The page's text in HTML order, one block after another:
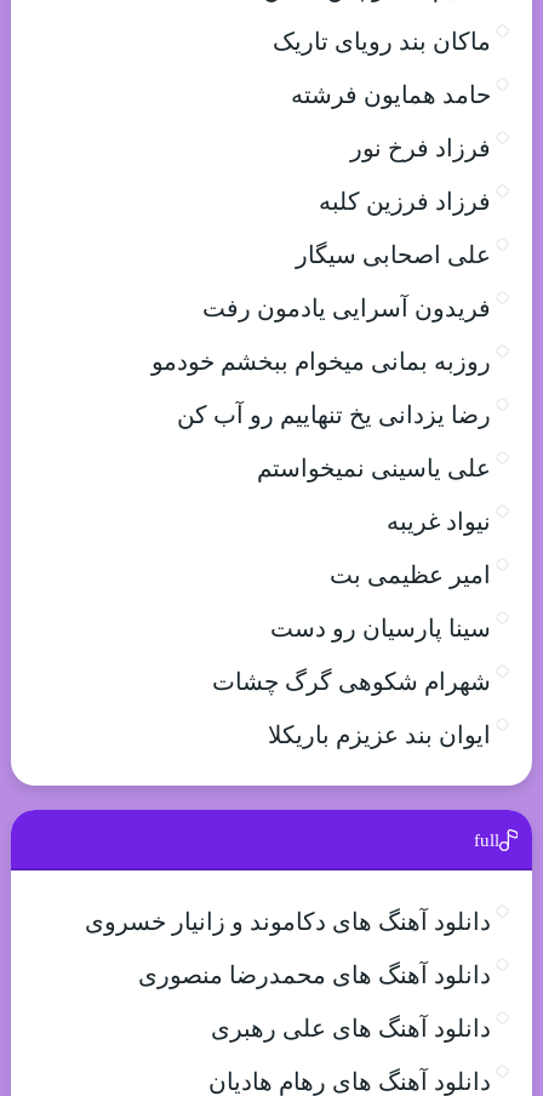
ماکان بند رویای تاریک
حامد همایون فرشته
فرزاد فرخ نور
فرزاد فرزین کلبه
علی اصحابی سیگار
فریدون آسرایی یادمون رفت
روزبه بمانی میخوام ببخشم خودمو
رضا یزدانی یخ تنهاییم رو آب کن
علی یاسینی نمیخواستم
نیواد غریبه
امیر عظیمی بت
سینا پارسیان رو دست
شهرام شکوهی گرگ چشات
ایوان بند عزیزم باریکلا
full
دانلود آهنگ های دکاموند و زانیار خسروی
دانلود آهنگ های محمدرضا منصوری
دانلود آهنگ های علی رهبری
دانلود آهنگ های رهام هادیان